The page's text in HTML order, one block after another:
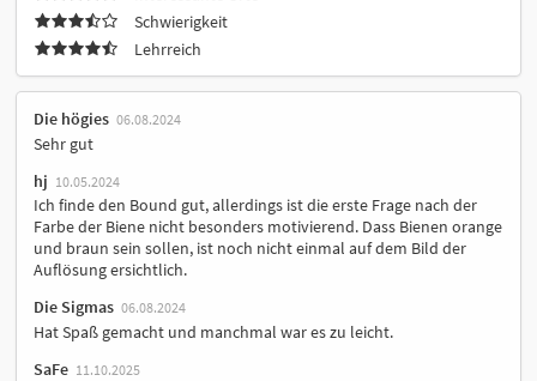
Schwierigkeit
Lehrreich
Die högies 06.08.2024
Sehr gut
hj 10.05.2024
Ich finde den Bound gut, allerdings ist die erste Frage nach der
Farbe der Biene nicht besonders motivierend. Dass Bienen orange
und braun sein sollen, ist noch nicht einmal auf dem Bild der
Auflösung ersichtlich.
Die Sigmas 06.08.2024
Hat Spaß gemacht und manchmal war es zu leicht.
SaFe 11.10.2025